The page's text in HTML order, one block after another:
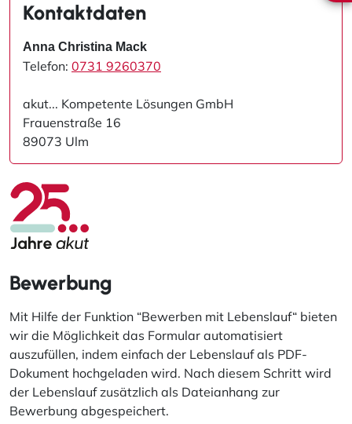
Kontaktdaten
Anna Christina Mack
Telefon: 0731 9260370
akut... Kompetente Lösungen GmbH
Frauenstraße 16
89073 Ulm
Bewerbung
Mit Hilfe der Funktion “Bewerben mit Lebenslauf“ bieten
wir die Möglichkeit das Formular automatisiert
auszufüllen, indem einfach der Lebenslauf als PDF-
Dokument hochgeladen wird. Nach diesem Schritt wird
der Lebenslauf zusätzlich als Dateianhang zur
Bewerbung abgespeichert.